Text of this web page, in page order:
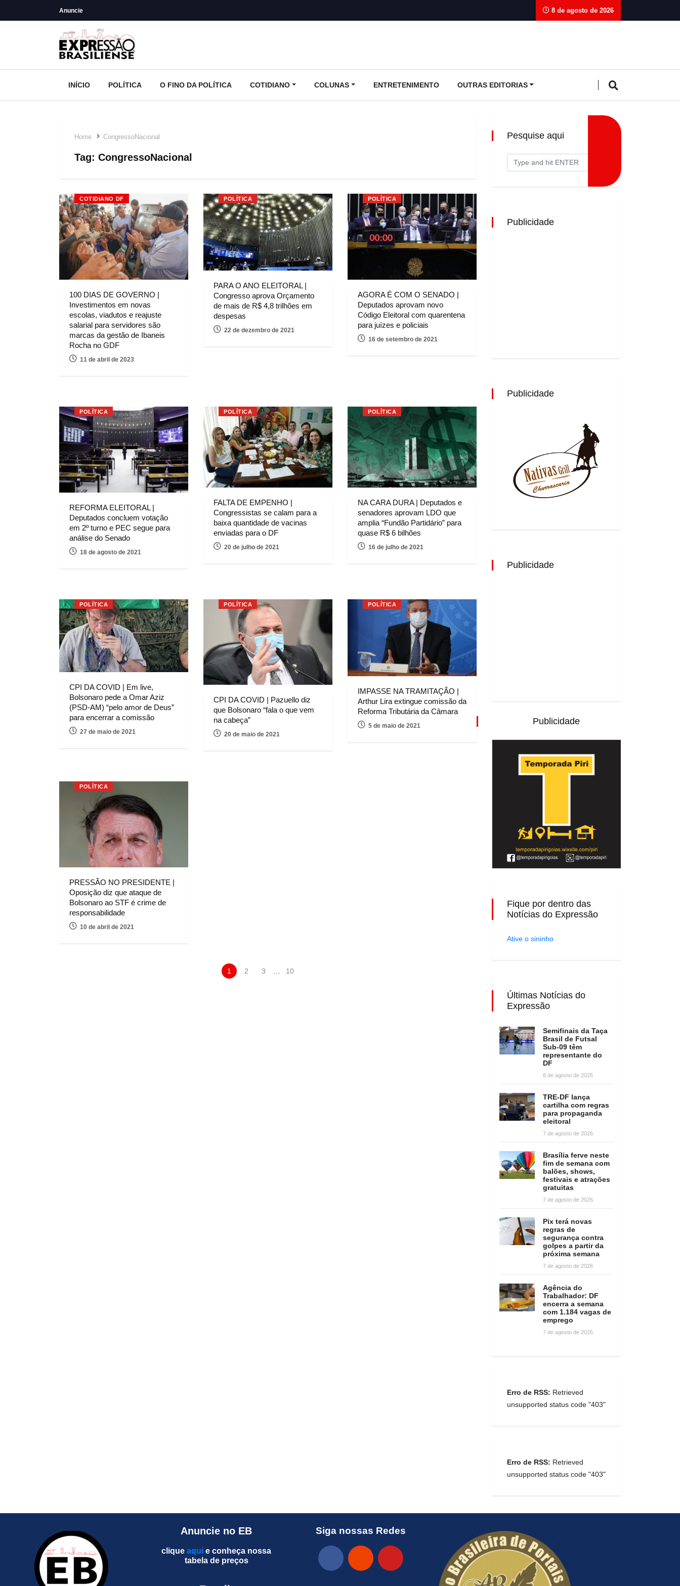
Anuncie 8 de agosto de 2026
INÍCIO POLÍTICA O FINO DA POLÍTICA COTIDIANO COLUNAS ENTRETENIMENTO OUTRAS EDITORIAS
Home CongressoNacional
Tag: CongressoNacional
COTIDIANO DF
100 DIAS DE GOVERNO |
Investimentos em novas
escolas, viadutos e reajuste
salarial para servidores são
marcas da gestão de Ibaneis
Rocha no GDF
11 de abril de 2023
POLÍTICA
PARA O ANO ELEITORAL |
Congresso aprova Orçamento
de mais de R$ 4,8 trilhões em
despesas
22 de dezembro de 2021
POLÍTICA
AGORA É COM O SENADO |
Deputados aprovam novo
Código Eleitoral com quarentena
para juízes e policiais
16 de setembro de 2021
POLÍTICA
REFORMA ELEITORAL |
Deputados concluem votação
em 2º turno e PEC segue para
análise do Senado
18 de agosto de 2021
POLÍTICA
FALTA DE EMPENHO |
Congressistas se calam para a
baixa quantidade de vacinas
enviadas para o DF
20 de julho de 2021
POLÍTICA
NA CARA DURA | Deputados e
senadores aprovam LDO que
amplia “Fundão Partidário” para
quase R$ 6 bilhões
16 de julho de 2021
POLÍTICA
CPI DA COVID | Em live,
Bolsonaro pede a Omar Aziz
(PSD-AM) “pelo amor de Deus”
para encerrar a comissão
27 de maio de 2021
POLÍTICA
CPI DA COVID | Pazuello diz
que Bolsonaro “fala o que vem
na cabeça”
20 de maio de 2021
POLÍTICA
IMPASSE NA TRAMITAÇÃO |
Arthur Lira extingue comissão da
Reforma Tributária da Câmara
5 de maio de 2021
POLÍTICA
PRESSÃO NO PRESIDENTE |
Oposição diz que ataque de
Bolsonaro ao STF é crime de
responsabilidade
10 de abril de 2021
1 2 3 10
Pesquise aqui
Publicidade
Publicidade
Publicidade
Publicidade
Fique por dentro das
Notícias do Expressão
Ative o sininho
Últimas Notícias do
Expressão
Semifinais da Taça
Brasil de Futsal
Sub-09 têm
representante do
DF
8 de agosto de 2026
TRE-DF lança
cartilha com regras
para propaganda
eleitoral
7 de agosto de 2026
Brasília ferve neste
fim de semana com
balões, shows,
festivais e atrações
gratuitas
7 de agosto de 2026
Pix terá novas
regras de
segurança contra
golpes a partir da
próxima semana
7 de agosto de 2026
Agência do
Trabalhador: DF
encerra a semana
com 1.184 vagas de
emprego
7 de agosto de 2026
Erro de RSS: Retrieved
unsupported status code "403"
Erro de RSS: Retrieved
unsupported status code "403"
Anuncie no EB
clique aqui e conheça nossa
tabela de preços
Siga nossas Redes